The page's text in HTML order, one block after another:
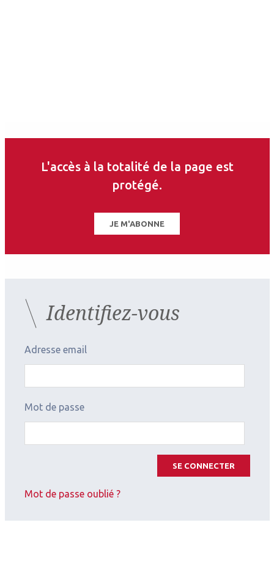
Auteurs
Les derniers articles sur
L'accès à la totalité de la page est
protégé.
JE M'ABONNE
Identifiez-vous
Adresse email
Mot de passe
SE CONNECTER
Mot de passe oublié ?